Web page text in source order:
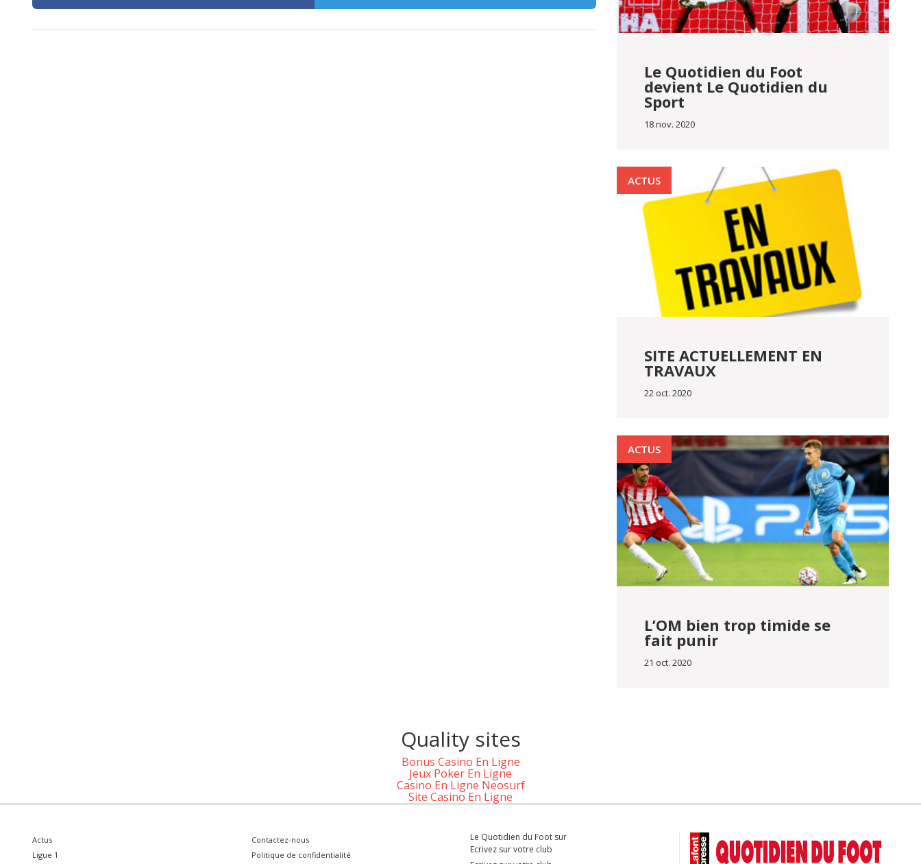
Le Quotidien du Foot
devient Le Quotidien du
Sport
18 nov. 2020
ACTUS
SITE ACTUELLEMENT EN
TRAVAUX
22 oct. 2020
ACTUS
L’OM bien trop timide se
fait punir
21 oct. 2020
Quality sites
Bonus Casino En Ligne
Jeux Poker En Ligne
Casino En Ligne Neosurf
Site Casino En Ligne
Actus
Ligue 1
Contactez-nous
Politique de confidentialité
Le Quotidien du Foot sur
Ecrivez sur votre club